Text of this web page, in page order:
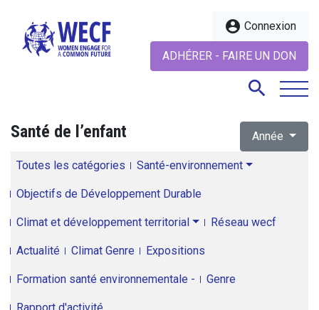
account_circle Connexion
ADHÉRER - FAIRE UN DON
search
Santé de l’enfant Année
Toutes les catégories Santé-environnement
Objectifs de Développement Durable
Climat et développement territorial Réseau wecf
Actualité Climat Genre Expositions
Formation santé environnementale - Genre